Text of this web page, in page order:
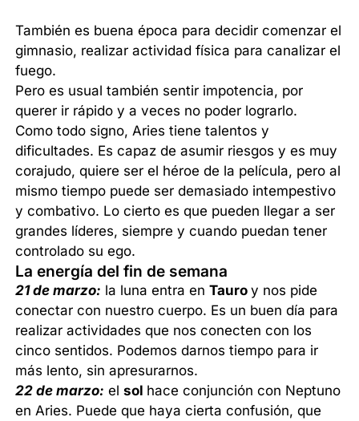
También es buena época para decidir comenzar el
gimnasio, realizar actividad física para canalizar el
fuego.
Pero es usual también sentir impotencia, por
querer ir rápido y a veces no poder lograrlo.
Como todo signo, Aries tiene talentos y
dificultades. Es capaz de asumir riesgos y es muy
corajudo, quiere ser el héroe de la película, pero al
mismo tiempo puede ser demasiado intempestivo
y combativo. Lo cierto es que pueden llegar a ser
grandes líderes, siempre y cuando puedan tener
controlado su ego.
La energía del fin de semana
21 de marzo: la luna entra enTauroy nos pide
conectar con nuestro cuerpo. Es un buen día para
realizar actividades que nos conecten con los
cinco sentidos. Podemos darnos tiempo para ir
más lento, sin apresurarnos.
22 de marzo: elsol hace conjunción con Neptuno
en Aries. Puede que haya cierta confusión, que